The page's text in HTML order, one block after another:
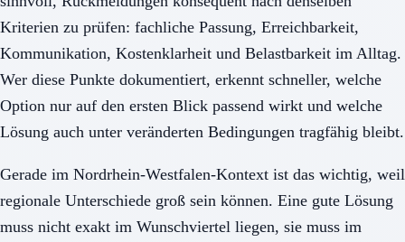
Kriterien zu prüfen: fachliche Passung, Erreichbarkeit,
Kommunikation, Kostenklarheit und Belastbarkeit im Alltag.
Wer diese Punkte dokumentiert, erkennt schneller, welche
Option nur auf den ersten Blick passend wirkt und welche
Lösung auch unter veränderten Bedingungen tragfähig bleibt.
Gerade im Nordrhein-Westfalen-Kontext ist das wichtig, weil
regionale Unterschiede groß sein können. Eine gute Lösung
muss nicht exakt im Wunschviertel liegen, sie muss im